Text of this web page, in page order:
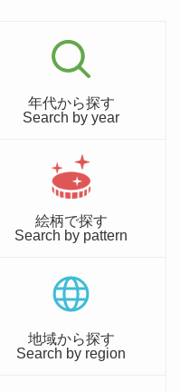
年代から探す
Search by year
絵柄で探す
Search by pattern
地域から探す
Search by region